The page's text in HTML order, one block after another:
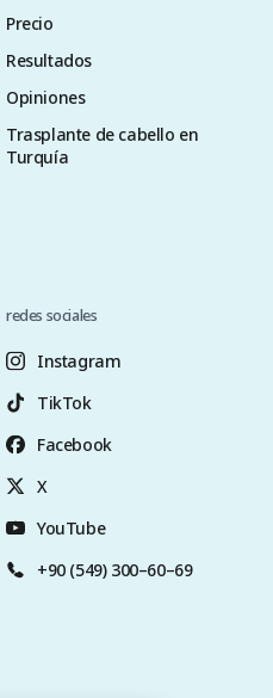
Precio
Resultados
Opiniones
Trasplante de cabello en
Turquía
redes sociales
Instagram
TikTok
Facebook
X
YouTube
+90 (549) 300–60–69